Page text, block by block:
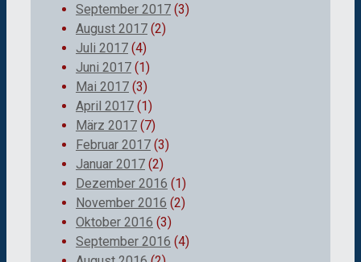
September 2017 (3)
August 2017 (2)
Juli 2017 (4)
Juni 2017 (1)
Mai 2017 (3)
April 2017 (1)
März 2017 (7)
Februar 2017 (3)
Januar 2017 (2)
Dezember 2016 (1)
November 2016 (2)
Oktober 2016 (3)
September 2016 (4)